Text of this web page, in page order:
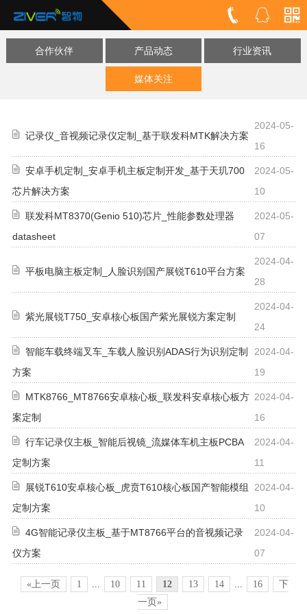
合作伙伴 产品动态 行业资讯
媒体关注
记录仪_音视频记录仪定制_基于联发科MTK解决方案
2024-05-
16
安卓手机定制_安卓手机主板定制开发_基于天玑700
芯片解决方案
2024-05-
10
联发科MT8370(Genio 510)芯片_性能参数处理器
datasheet
2024-05-
07
平板电脑主板定制_人脸识别国产展锐T610平台方案
2024-04-
28
紫光展锐T750_安卓核心板国产紫光展锐方案定制
2024-04-
24
智能车载终端叉车_车载人脸识别ADAS行为识别定制
方案
2024-04-
19
MTK8766_MT8766安卓核心板_联发科安卓核心板方
案定制
2024-04-
16
行车记录仪主板_智能后视镜_流媒体车机主板PCBA
定制方案
2024-04-
11
展锐T610安卓核心板_虎贲T610核心板国产智能模组
定制方案
2024-04-
10
4G智能记录仪主板_基于MT8766平台的音视频记录
仪方案
2024-04-
07
«上一页 1 10 11 12 13 14 16
下
一页»